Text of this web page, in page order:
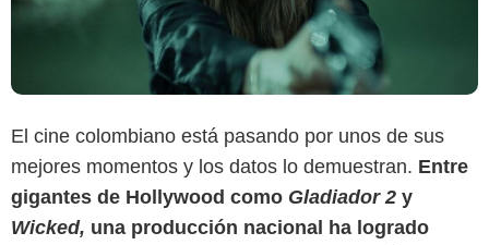
El cine colombiano está pasando por unos de sus
mejores momentos y los datos lo demuestran. Entre
gigantes de Hollywood como Gladiador 2 y
Wicked, una producción nacional ha logrado